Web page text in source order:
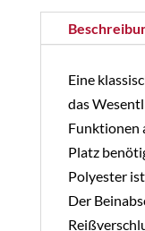
Competition
Eine
das
Funktionen
Platz
Polyester
Der